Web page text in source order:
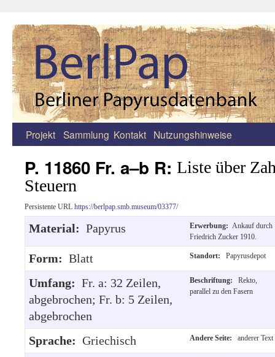
Zum
springen
Projekt Sammlung Kontakt Nutzungshinweise
P. 11860 Fr. a–b R: Liste über
Steuern
Persistente URL https://berlpap.smb.museum/03377/
Material: Papyrus Erwerbung: Ankauf durch
Friedrich Zucker 1910.
Form: Blatt Standort: Papyrusdepot
Umfang: Fr. a: 32 Zeilen,
abgebrochen; Fr. b: 5 Zeilen,
abgebrochen
Beschriftung:
Rekto,
parallel zu den Fasern
Sprache: Griechisch Andere Seite: anderer Text